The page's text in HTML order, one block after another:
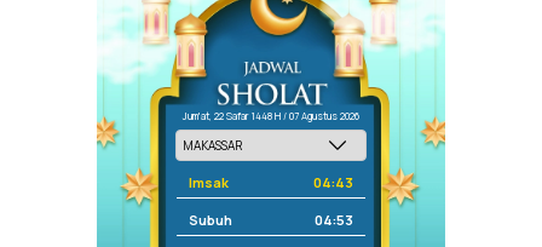
Jum'at, 22 Safar 1448 H / 07 Agustus 2026
Imsak 04:43
Subuh 04:53